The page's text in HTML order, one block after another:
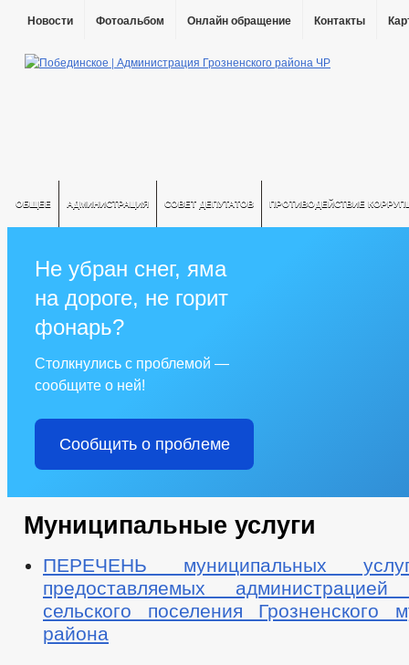
Новости Фотоальбом Онлайн обращение Контакты
ОБЩЕЕ АДМИНИСТРАЦИЯ СОВЕТ ДЕПУТАТОВ ПРОТИВОДЕЙСТВИЕ
Не убран снег, яма
на дороге, не горит
фонарь?
Столкнулись с проблемой —
сообщите о ней!
Сообщить о проблеме
Муниципальные услуги
ПЕРЕЧЕНЬ муниципальных
предоставляемых администрацией
сельского поселения Грозненского
района